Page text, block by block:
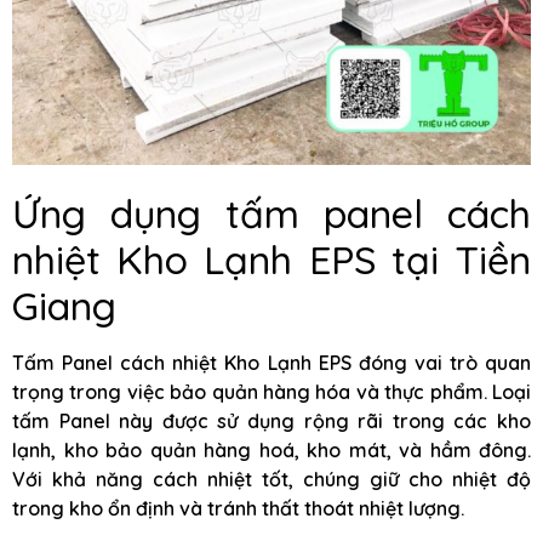
Ứng dụng tấm panel cách
nhiệt Kho Lạnh EPS tại Tiền
Giang
Tấm Panel cách nhiệt Kho Lạnh EPS đóng vai trò quan
trọng trong việc bảo quản hàng hóa và thực phẩm. Loại
tấm Panel này được sử dụng rộng rãi trong các kho
lạnh, kho bảo quản hàng hoá, kho mát, và hầm đông.
Với khả năng cách nhiệt tốt, chúng giữ cho nhiệt độ
trong kho ổn định và tránh thất thoát nhiệt lượng.